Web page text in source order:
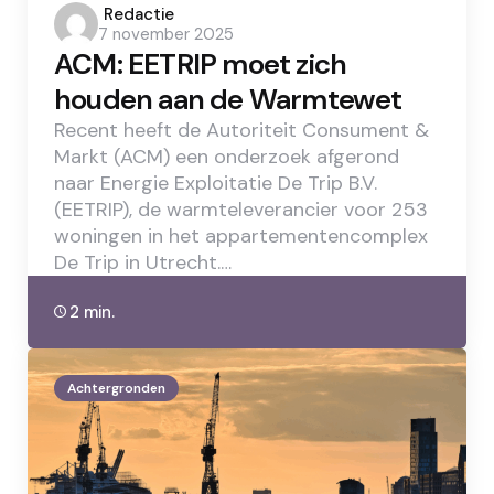
Posted
by
Redactie
7 november 2025
ACM: EETRIP moet zich
houden aan de Warmtewet
Recent heeft de Autoriteit Consument &
Markt (ACM) een onderzoek afgerond
naar Energie Exploitatie De Trip B.V.
(EETRIP), de warmteleverancier voor 253
woningen in het appartementencomplex
De Trip in Utrecht.…
2 min.
Achtergronden